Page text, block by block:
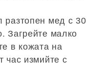
разтопен мед с 30
Загрейте малко
в кожата на
час измийте с